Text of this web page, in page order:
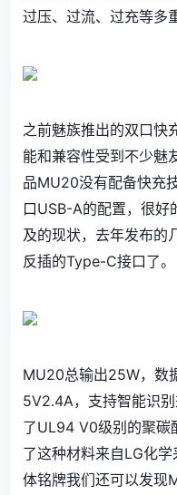
过压、过流、过充等多
之前魅族推出的双口快
能和兼容性受到不少魅
品MU20没有配备快充
口USB-A的配置，很
及的现状，去年发布的
反插的Type-C接口了。
MU20总输出25W，数
5V2.4A，支持智能识
了UL94 V0级别的聚碳
了这种材料来自LG化
体铭牌我们还可以发现